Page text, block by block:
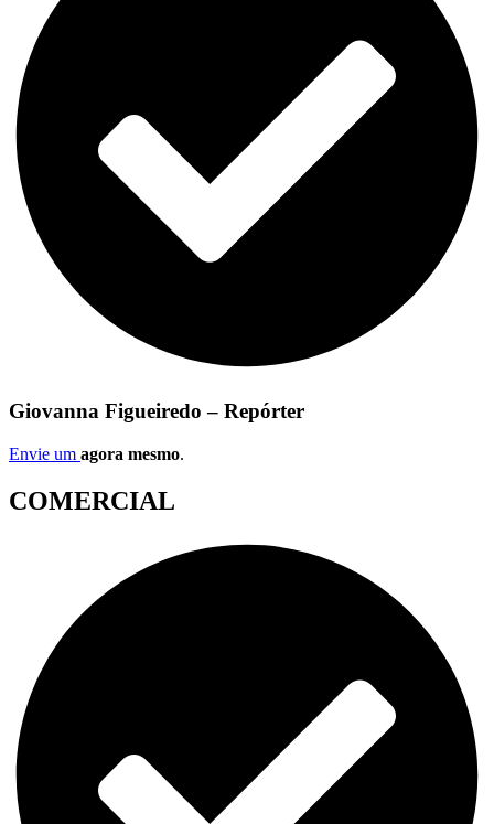
Giovanna Figueiredo – Repórter
Envie um agora mesmo.
COMERCIAL